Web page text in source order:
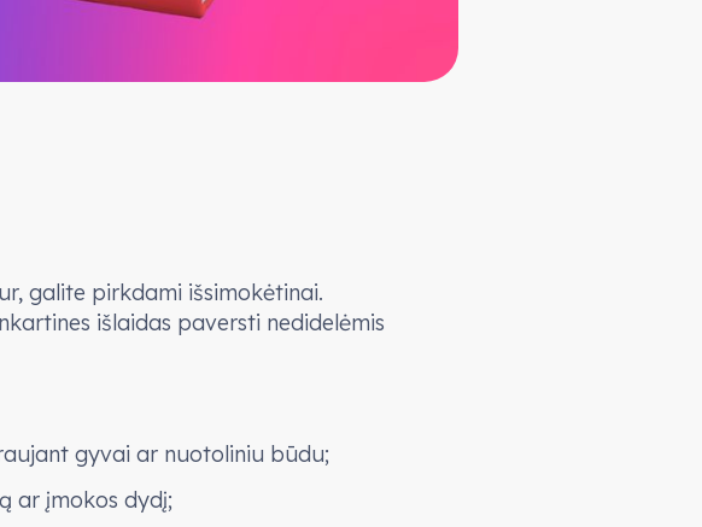
galite pirkdami išsimokėtinai.
išlaidas paversti nedidelėmis
gyvai ar nuotoliniu būdu;
ar įmokos dydį;